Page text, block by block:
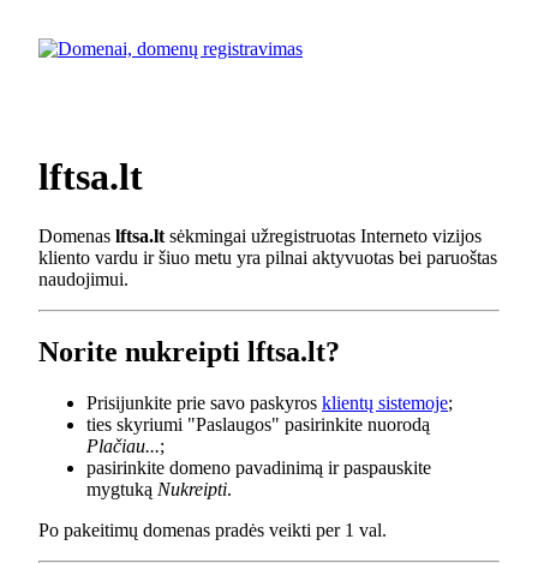
lftsa.lt
Domenas lftsa.lt sėkmingai užregistruotas Interneto vizijos
kliento vardu ir šiuo metu yra pilnai aktyvuotas bei paruoštas
naudojimui.
Norite nukreipti lftsa.lt?
Prisijunkite prie savo paskyros klientų sistemoje;
ties skyriumi "Paslaugos" pasirinkite nuorodą
Plačiau...;
pasirinkite domeno pavadinimą ir paspauskite
mygtuką Nukreipti.
Po pakeitimų domenas pradės veikti per 1 val.